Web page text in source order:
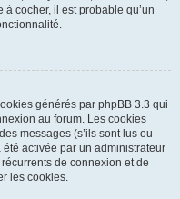
à cocher, il est probable qu’un
générés par phpBB 3.3 qui
au forum. Les cookies
messages (s’ils sont lus ou
activée par un administrateur
de connexion et de
les cookies.